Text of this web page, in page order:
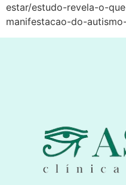
estar/estudo-revela-o-
manifestacao-do-